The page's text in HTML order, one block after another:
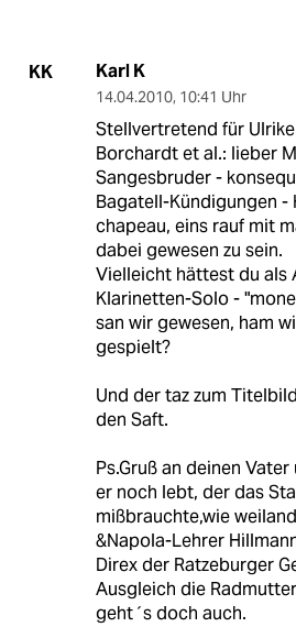
KK Karl K
14.04.2010, 10:41 Uhr
Stellvertretend für
Borchardt et al.: lieber
Sangesbruder -
Bagatell-Kündigungen -
chapeau, eins rauf mit
dabei gewesen zu sein.
Vielleicht hättest du als
Klarinetten-Solo -
san wir gewesen, ham
gespielt?
Und der taz zum
den Saft.
Ps.Gruß an deinen
er noch lebt, der das
mißbrauchte,wie
&Napola-Lehrer
Direx der Ratzeburger
Ausgleich die
geht´s doch auch.